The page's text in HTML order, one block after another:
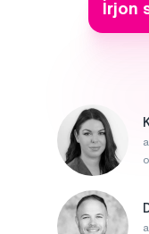
Írjon